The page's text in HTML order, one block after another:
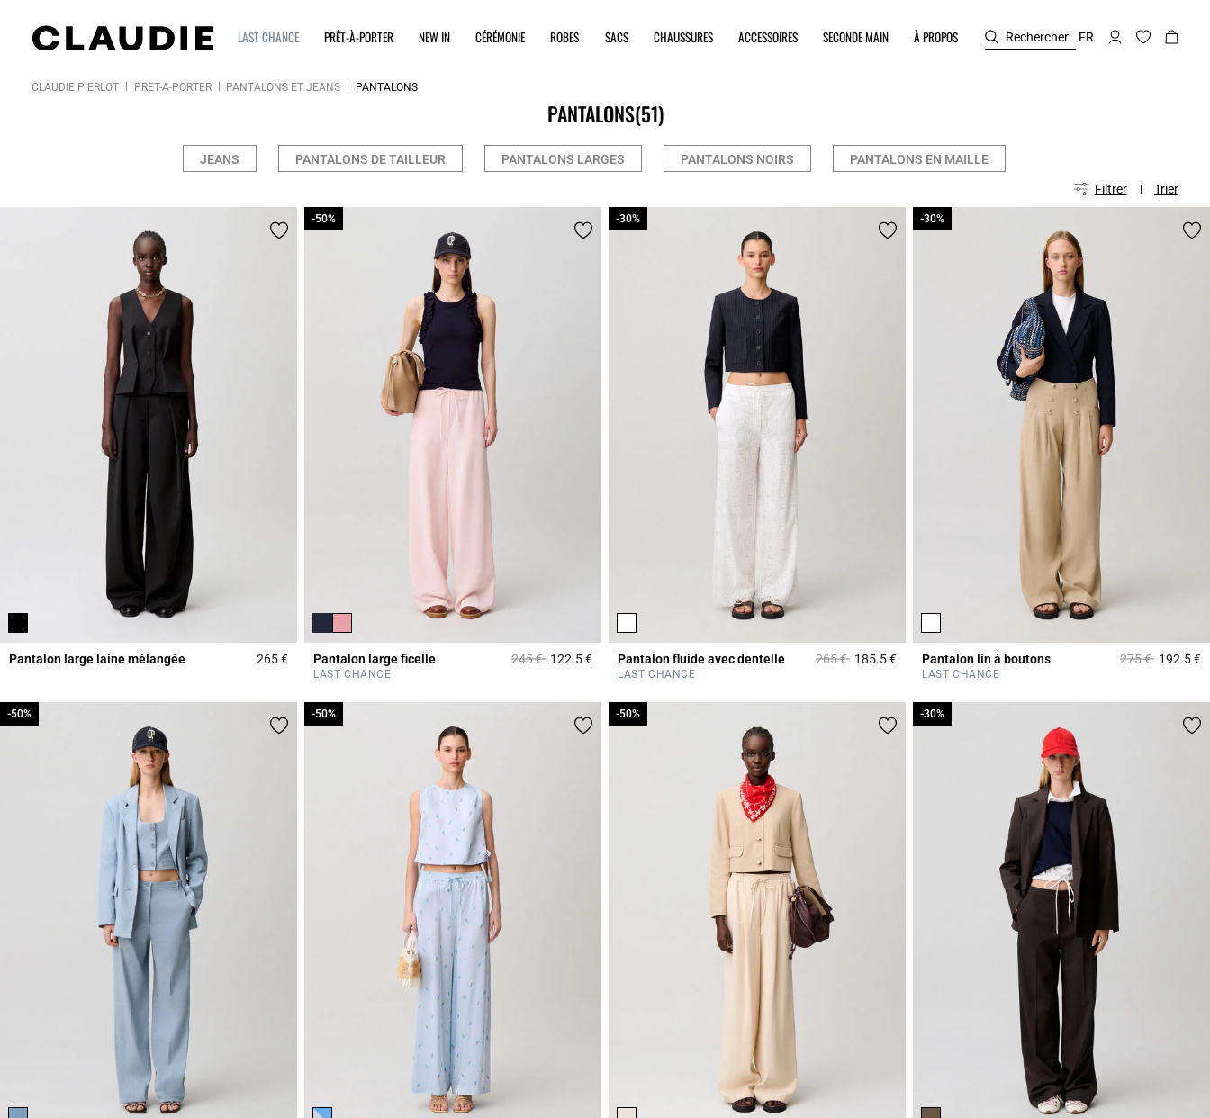
LAST CHANCE PRÊT-À-PORTER NEW IN CÉRÉMONIE ROBES SACS CHAUSSURES ACCESSOIRES SECONDE MAIN À PROPOS Rechercher FR
CLAUDIE PIERLOT PRÊT-À-PORTER PANTALONS ET JEANS PANTALONS
PANTALONS(51)
JEANS PANTALONS DE TAILLEUR PANTALONS LARGES PANTALONS NOIRS PANTALONS EN MAILLE
Filtrer Trier
Pantalon large laine mélangée 265 €3,9 out of 5 Customer Rating
Pantalon large ficelle Prix réduit à partir de
245 €à
-50%
122.5 €3,1 out of 5 Customer Rating
LAST CHANCE
-50%
Pantalon fluide avec dentelle Prix réduit à partir de
265 €à
-30%
185.5 €5 out of 5 Customer Rating
LAST CHANCE
-30%
Pantalon lin à boutons Prix réduit à
275 €à
-30%
192.5 €5
LAST CHANCE
-30%
-50%
-50% -50%
-50% -50%
-50% -30%
-30%